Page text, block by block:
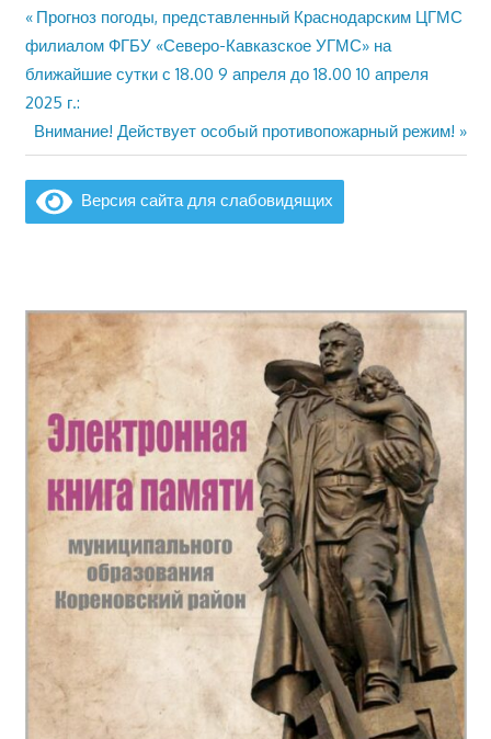
Навигация
по
записям
Предыдущая
запись:
Прогноз погоды, представленный Краснодарским ЦГМС
филиалом ФГБУ «Северо-Кавказское УГМС» на
ближайшие сутки с 18.00 9 апреля до 18.00 10 апреля
2025 г.:
Следующая
запись:
Внимание! Действует особый противопожарный режим!
Версия сайта для слабовидящих